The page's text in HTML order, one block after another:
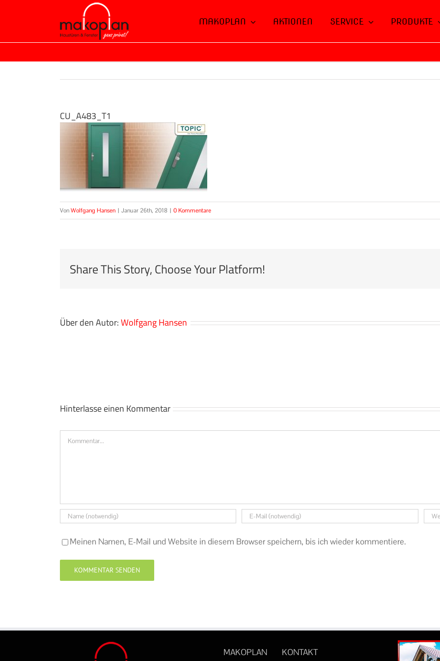
springen
MAKOPLAN AKTIONEN SERVICE PRODUKTE
CU_A483_T1
VonWolfgang Hansen | Januar 26th, 2018 | 0 Kommentare
Share This Story, Choose Your Platform!
Über den Autor:Wolfgang Hansen
Hinterlasse einen Kommentar
Kommentar
Meinen Namen, E-Mail und Website in diesem Browser speichern, bis ich wieder kommentiere.
MAKOPLAN KONTAKT